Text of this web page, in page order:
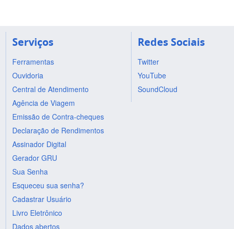
Serviços
Ferramentas
Ouvidoria
Central de Atendimento
Agência de Viagem
Emissão de Contra-cheques
Declaração de Rendimentos
Assinador Digital
Gerador GRU
Sua Senha
Esqueceu sua senha?
Cadastrar Usuário
Livro Eletrônico
Dados abertos
Redes Sociais
Twitter
YouTube
SoundCloud